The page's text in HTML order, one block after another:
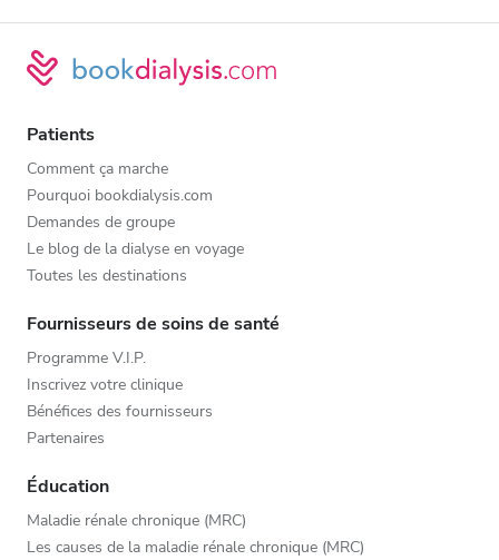
Patients
Comment ça marche
Pourquoi bookdialysis.com
Demandes de groupe
Le blog de la dialyse en voyage
Toutes les destinations
Fournisseurs de soins de santé
Programme V.I.P.
Inscrivez votre clinique
Bénéfices des fournisseurs
Partenaires
Éducation
Maladie rénale chronique (MRC)
Les causes de la maladie rénale chronique (MRC)